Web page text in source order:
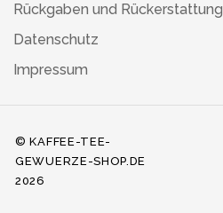
Rückgaben und Rückerstattung
Datenschutz
Impressum
© KAFFEE-TEE-
GEWUERZE-SHOP.DE
2026